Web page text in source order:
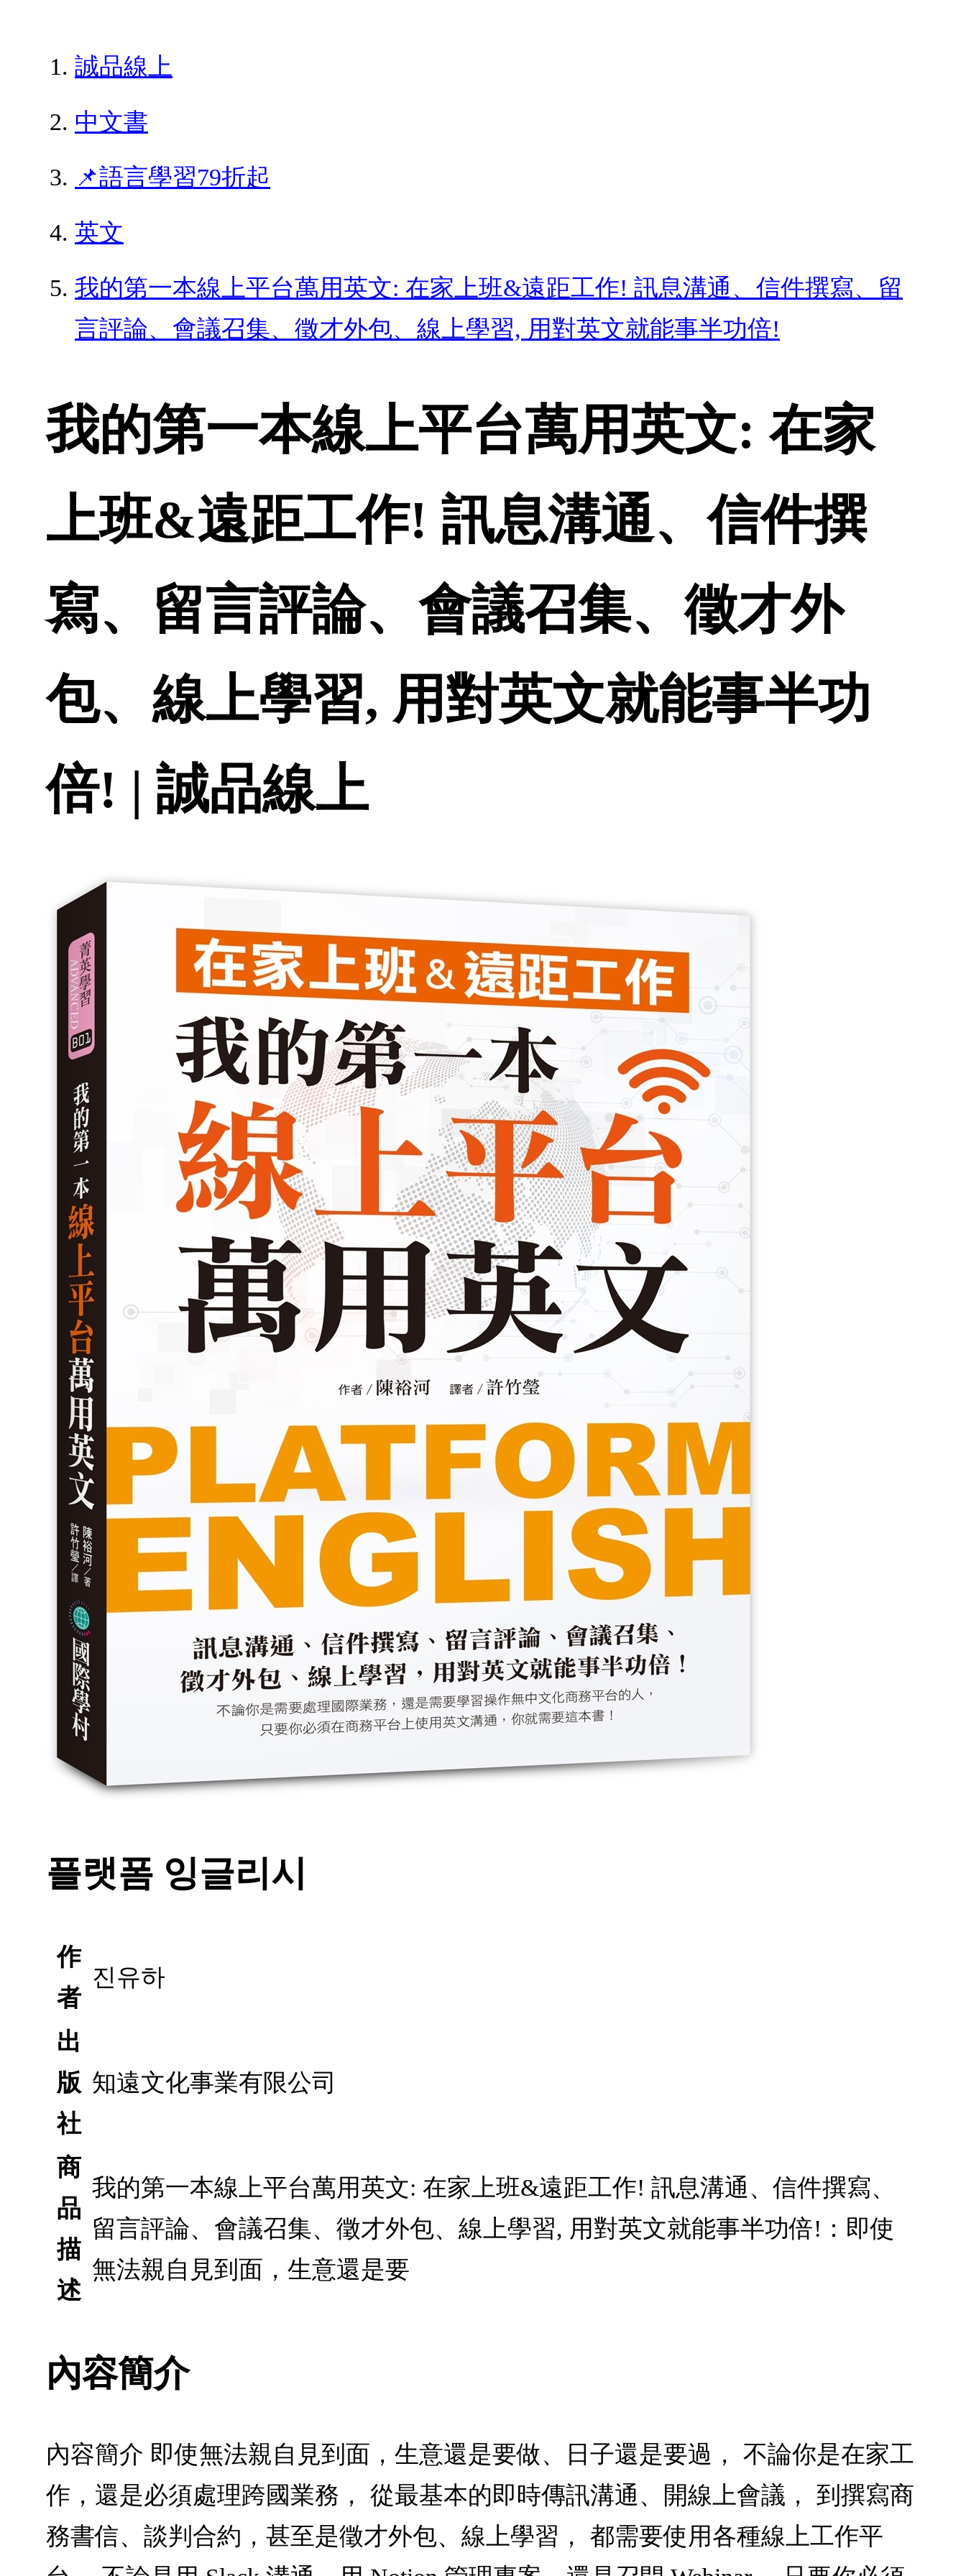
誠品線上
中文書
📌語言學習79折起
英文
我的第一本線上平台萬用英文: 在家上班&遠距工作! 訊息溝通、信件撰寫、留
言評論、會議召集、徵才外包、線上學習, 用對英文就能事半功倍!
我的第一本線上平台萬用英文: 在家
上班&遠距工作! 訊息溝通、信件撰
寫、留言評論、會議召集、徵才外
包、線上學習, 用對英文就能事半功
倍! | 誠品線上
플랫폼 잉글리시
作
者
진유하
出
版
社
知遠文化事業有限公司
商
品
描
述
我的第一本線上平台萬用英文: 在家上班&遠距工作! 訊息溝通、信件撰寫、
留言評論、會議召集、徵才外包、線上學習, 用對英文就能事半功倍!：即使
無法親自見到面，生意還是要
內容簡介
內容簡介 即使無法親自見到面，生意還是要做、日子還是要過， 不論你是在家工
作，還是必須處理跨國業務， 從最基本的即時傳訊溝通、開線上會議， 到撰寫商
務書信、談判合約，甚至是徵才外包、線上學習， 都需要使用各種線上工作平